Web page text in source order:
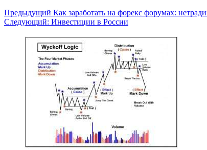
Навигация
записи
Предыдущий Как заработать на форекс форумах:
Следующий: Инвестиции в России